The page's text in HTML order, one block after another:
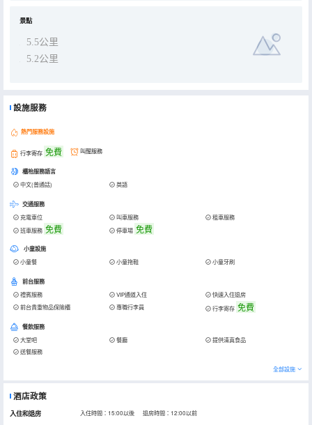
景點
5.5公里
5.2公里
設施服務
熱門服務設施
行李寄存 免費 叫醒服務
櫃枱服務語言
中文(普通話) 英語
交通服務
充電車位 叫車服務
租車服務
班車服務 免費 停車場 免費
小童設施
小童餐 小童拖鞋 小童牙刷
前台服務
禮賓服務 VIP通道入住
快速入住退房
前台貴重物品保險櫃
專職行李員 行李寄存 免費
餐飲服務
大堂吧 餐廳
提供清真食品
送餐服務
全部設施
酒店政策
入住和退房 入住時間：15:00以後 退房時間：12:00以前